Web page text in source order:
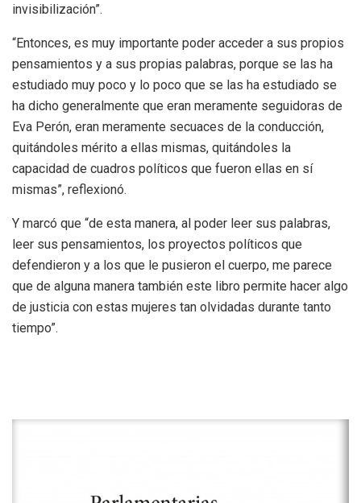
invisibilización”.
“Entonces, es muy importante poder acceder a sus propios
pensamientos y a sus propias palabras, porque se las ha
estudiado muy poco y lo poco que se las ha estudiado se
ha dicho generalmente que eran meramente seguidoras de
Eva Perón, eran meramente secuaces de la conducción,
quitándoles mérito a ellas mismas, quitándoles la
capacidad de cuadros políticos que fueron ellas en sí
mismas”, reflexionó.
Y marcó que “de esta manera, al poder leer sus palabras,
leer sus pensamientos, los proyectos políticos que
defendieron y a los que le pusieron el cuerpo, me parece
que de alguna manera también este libro permite hacer algo
de justicia con estas mujeres tan olvidadas durante tanto
tiempo”.